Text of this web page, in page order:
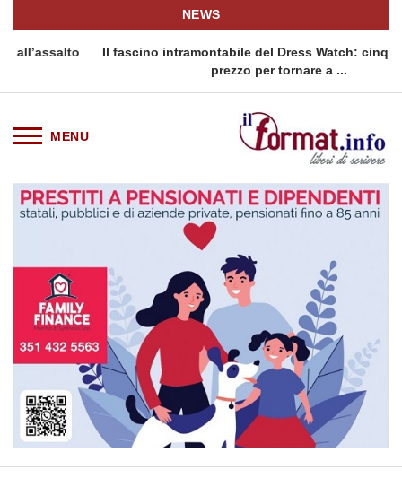
NEWS
Il fascino intramontabile del Dress Watch: cinque fasce di
prezzo per tornare a ...